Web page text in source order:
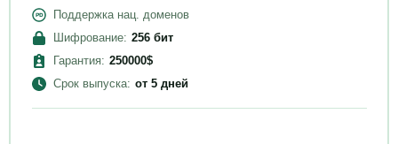
Поддержка нац. доменов
Шифрование: 256 бит
Гарантия: 250000$
Срок выпуска: от 5 дней